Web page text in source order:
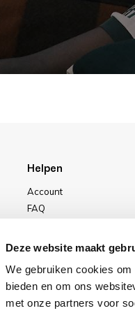
Deze website maakt
We gebruiken cookies
bieden en om ons
met onze partners voor
Helpen
Account
FAQ
Betalen
Kortingen